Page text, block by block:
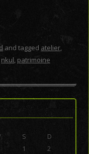
and tagged atelier,
nkul, patrimoine
S D
1
2